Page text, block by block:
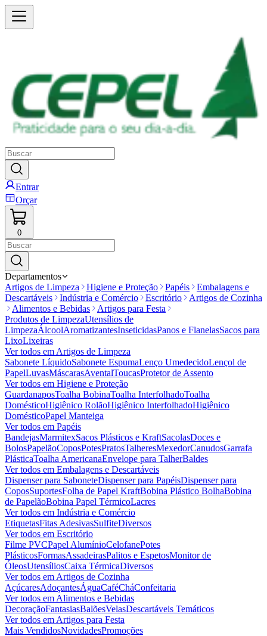
Entrar
Orçar
0
Departamentos
Artigos de Limpeza
Higiene e Proteção Papéis
Embalagens e
Descartáveis
Indústria e Comércio Escritório
Artigos de Cozinha
Alimentos e Bebidas
Artigos para Festa
Produtos de LimpezaUtensílios de
LimpezaÁlcoolAromatizantesInseticidasPanos e FlanelasSacos para
LixoLixeiras
Ver todos em Artigos de Limpeza
Sabonete LíquidoSabonete EspumaLenço UmedecidoLençol de
PapelLuvasMáscarasAventalToucasProtetor de Assento
Ver todos em Higiene e Proteção
GuardanaposToalha BobinaToalha InterfolhadoToalha
DomésticoHigiênico RolãoHigiênico InterfolhadoHigiênico
DomésticoPapel Manteiga
Ver todos em Papéis
BandejasMarmitexSacos Plásticos e KraftSacolasDoces e
BolosPapelãoCoposPotesPratosTalheresMexedorCanudosGarrafa
PlásticaToalha AmericanaEnvelope para TalherBaldes
Ver todos em Embalagens e Descartáveis
Dispenser para SaboneteDispenser para PapéisDispenser para
CoposSuportesFolha de Papel KraftBobina Plástico BolhaBobina
de PapelãoBobina Papel TérmicoLacres
Ver todos em Indústria e Comércio
EtiquetasFitas AdesivasSulfiteDiversos
Ver todos em Escritório
Filme PVCPapel AlumínioCelofanePotes
PlásticosFormasAssadeirasPalitos e EspetosMonitor de
ÓleosUtensíliosCaixa TérmicaDiversos
Ver todos em Artigos de Cozinha
AçúcaresAdoçantesÁguaCaféCháConfeitaria
Ver todos em Alimentos e Bebidas
DecoraçãoFantasiasBalõesVelasDescartáveis Temáticos
Ver todos em Artigos para Festa
Mais VendidosNovidadesPromoções